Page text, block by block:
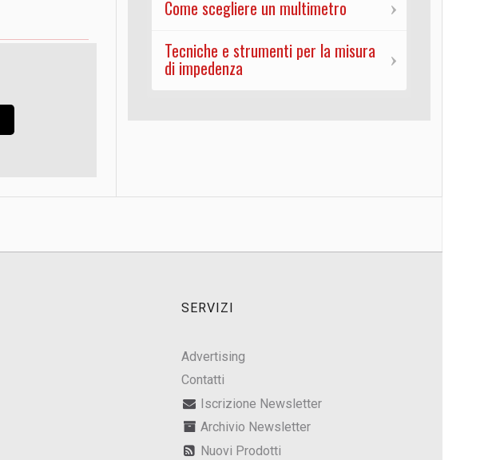
Come scegliere un multimetro
Tecniche e strumenti per la misura
di impedenza
SERVIZI
Advertising
Contatti
Iscrizione Newsletter
Archivio Newsletter
Nuovi Prodotti